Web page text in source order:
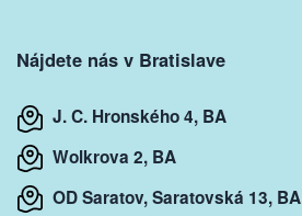
Nájdete nás v Bratislave
J. C. Hronského 4, BA
Wolkrova 2, BA
OD Saratov, Saratovská 13, BA